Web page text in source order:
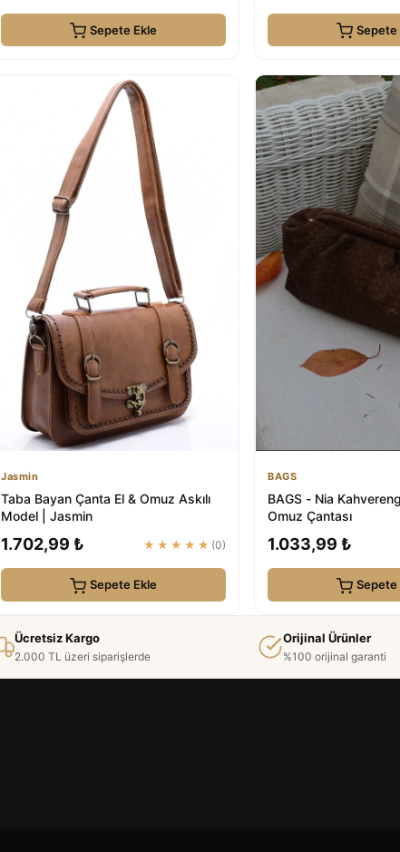
Sepete Ekle Sepete
Jasmin
Taba Bayan Çanta El & Omuz Askılı
Model | Jasmin
1.702,99 ₺ ★★★★★ (0)
Sepete Ekle
BAGS
BAGS - Nia
Omuz Çantası
1.033,99 ₺
Sepete
Ücretsiz Kargo
2.000 TL üzeri siparişlerde
Orijinal Ürünler
%100 orijinal garanti